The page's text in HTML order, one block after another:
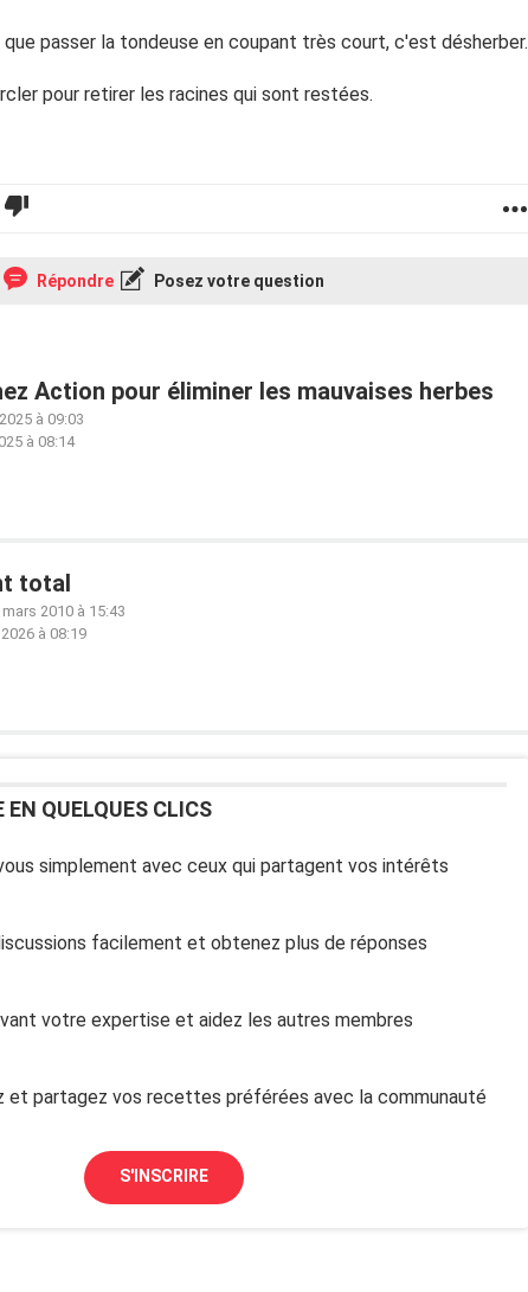
passer la tondeuse en coupant très court, c'est désherber.
pour retirer les racines qui sont restées.
Répondre Posez votre question
Action pour éliminer les mauvaises herbes
à 09:03
à 08:14
total
mars 2010 à 15:43
à 08:19
EN QUELQUES CLICS
simplement avec ceux qui partagent vos intérêts
facilement et obtenez plus de réponses
votre expertise et aidez les autres membres
et partagez vos recettes préférées avec la communauté
S'INSCRIRE